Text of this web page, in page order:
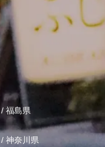
/ 福島県
/ 神奈川県